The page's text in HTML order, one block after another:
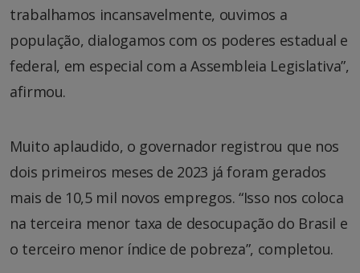
trabalhamos incansavelmente, ouvimos a
população, dialogamos com os poderes estadual e
federal, em especial com a Assembleia Legislativa”,
afirmou.
Muito aplaudido, o governador registrou que nos
dois primeiros meses de 2023 já foram gerados
mais de 10,5 mil novos empregos. “Isso nos coloca
na terceira menor taxa de desocupação do Brasil e
o terceiro menor índice de pobreza”, completou.